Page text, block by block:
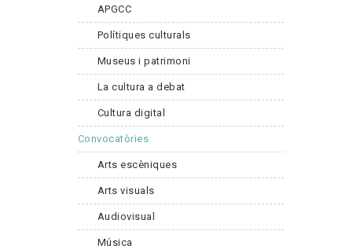
APGCC
Polítiques culturals
Museus i patrimoni
La cultura a debat
Cultura digital
Convocatòries
Arts escèniques
Arts visuals
Audiovisual
Música